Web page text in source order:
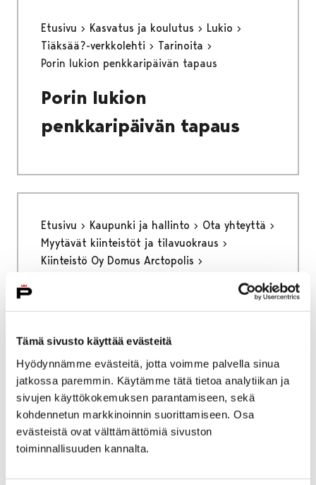
Tämä sivusto käyttää evästeitä
Hyödynnämme evästeitä, jotta voimme palvella sinua
jatkossa paremmin. Käytämme tätä tietoa analytiikan ja
sivujen käyttökokemuksen parantamiseen, sekä
kohdennetun markkinoinnin suorittamiseen. Osa
evästeistä ovat välttämättömiä sivuston
toiminnallisuuden kannalta.
Etusivu Kasvatus ja koulutus
Lukio
Tiäksää?-verkkolehti
Tarinoita
Porin lukion penkkaripäivän tapaus
Porin lukion
penkkaripäivän tapaus
Etusivu Kaupunki ja hallinto
Ota yhteyttä
Myytävät kiinteistöt ja tilavuokraus
Kiinteistö Oy Domus Arctopolis
Luvianpuistokatu 1
Etusivu
Kaupunki ja hallinto
Hankkeet ja verkostot
Hankkeet
METKU – Merkityksellinen työ asiakasarvon